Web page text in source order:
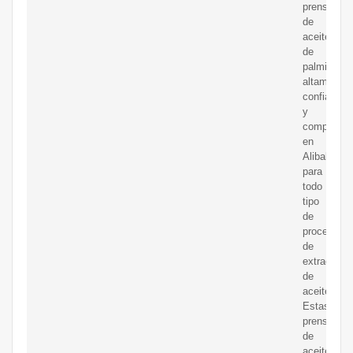
prensa
de
aceite
de
palmiste
altamente
confiable
y
en
para
todo
tipo
de
procesos
de
extracción
de
aceite.
Estas
prensa
de